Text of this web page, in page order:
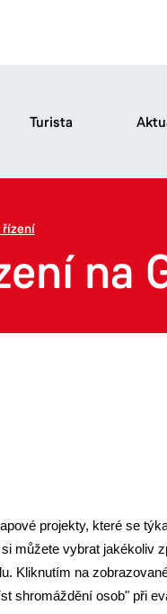
Turista
řízení
na
projekty, které se
můžete vybrat jakékoliv
Kliknutím na
shromáždění osob" při